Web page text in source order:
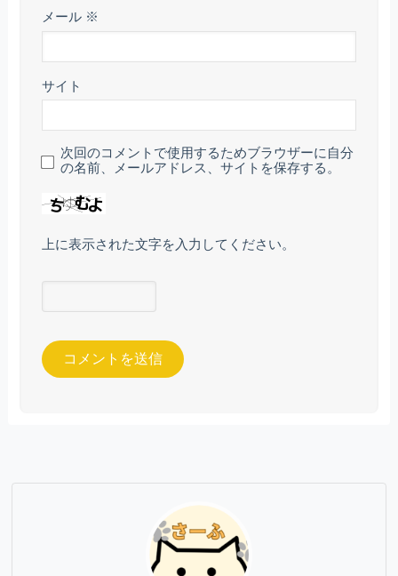
メール ※
サイト
次回のコメントで使用するためブラウザーに自分
の名前、メールアドレス、サイトを保存する。
上に表示された文字を入力してください。